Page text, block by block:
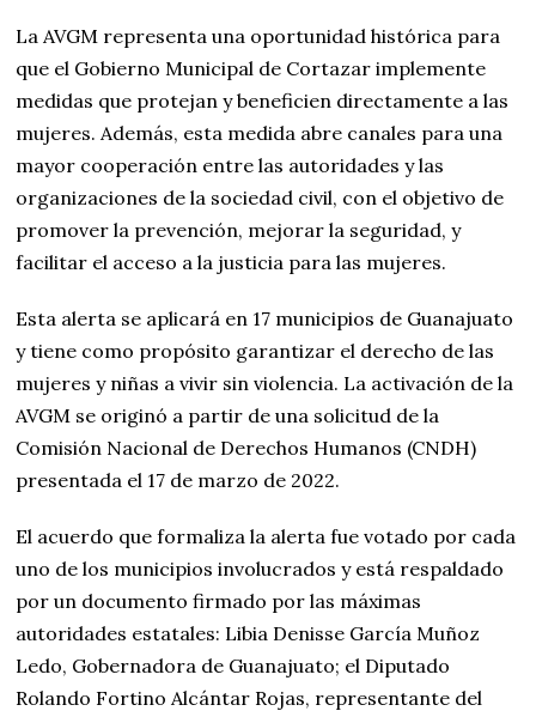
La AVGM representa una oportunidad histórica para
que el Gobierno Municipal de Cortazar implemente
medidas que protejan y beneficien directamente a las
mujeres. Además, esta medida abre canales para una
mayor cooperación entre las autoridades y las
organizaciones de la sociedad civil, con el objetivo de
promover la prevención, mejorar la seguridad, y
facilitar el acceso a la justicia para las mujeres.
Esta alerta se aplicará en 17 municipios de Guanajuato
y tiene como propósito garantizar el derecho de las
mujeres y niñas a vivir sin violencia. La activación de la
AVGM se originó a partir de una solicitud de la
Comisión Nacional de Derechos Humanos (CNDH)
presentada el 17 de marzo de 2022.
El acuerdo que formaliza la alerta fue votado por cada
uno de los municipios involucrados y está respaldado
por un documento firmado por las máximas
autoridades estatales: Libia Denisse García Muñoz
Ledo, Gobernadora de Guanajuato; el Diputado
Rolando Fortino Alcántar Rojas, representante del